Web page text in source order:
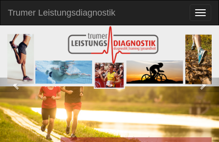
Trumer Leistungsdiagnostik